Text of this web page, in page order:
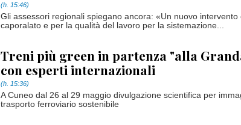
(h. 15:46)
Gli assessori regionali spiegano ancora: «Un nuovo intervento
caporalato e per la qualità del lavoro per la sistemazione...
Treni più green in partenza "alla
con esperti internazionali
(h. 15:36)
A Cuneo dal 26 al 29 maggio divulgazione scientifica per
trasporto ferroviario sostenibile